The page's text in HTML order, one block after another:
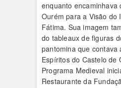
enquanto encaminhava
Ourém para a Visão do
Fátima. Sua imagem
do tableaux de figuras
pantomina que contava
Espíritos do Castelo de
Programa Medieval
Restaurante da